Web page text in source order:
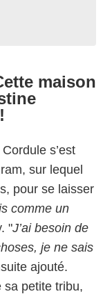
maison
s’est
sur lequel
pour se laisser
comme un
"J’ai besoin de
je ne sais
ajouté.
sa petite tribu,